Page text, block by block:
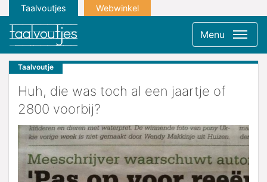
Taalvoutjes Webwinkel
Menu
Taalvoutje
Huh, die was toch al een jaartje of
2800 voorbij?